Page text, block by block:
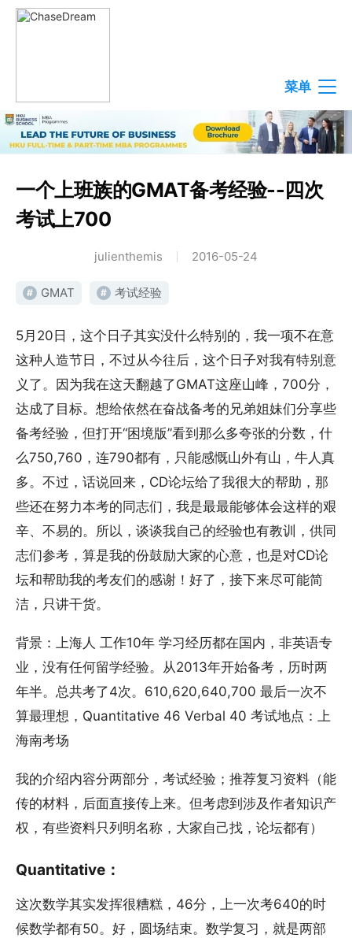
菜单
一个上班族的GMAT备考经验--四次
考试上700
julienthemis 2016-05-24
# GMAT # 考试经验
5月20日，这个日子其实没什么特别的，我一项不在意
这种人造节日，不过从今往后，这个日子对我有特别意
义了。因为我在这天翻越了GMAT这座山峰，700分，
达成了目标。想给依然在奋战备考的兄弟姐妹们分享些
备考经验，但打开“困境版”看到那么多夸张的分数，什
么750,760，连790都有，只能感慨山外有山，牛人真
多。不过，话说回来，CD论坛给了我很大的帮助，那
些还在努力本考的同志们，我是最最能够体会这样的艰
辛、不易的。所以，谈谈我自己的经验也有教训，供同
志们参考，算是我的份鼓励大家的心意，也是对CD论
坛和帮助我的考友们的感谢！好了，接下来尽可能简
洁，只讲干货。
背景：上海人 工作10年 学习经历都在国内，非英语专
业，没有任何留学经验。从2013年开始备考，历时两
年半。总共考了4次。610,620,640,700 最后一次不
算最理想，Quantitative 46 Verbal 40 考试地点：上
海南考场
我的介绍内容分两部分，考试经验；推荐复习资料（能
传的材料，后面直接传上来。但考虑到涉及作者知识产
权，有些资料只列明名称，大家自己找，论坛都有）
Quantitative：
这次数学其实发挥很糟糕，46分，上一次考640的时
候数学都有50。好，圆场结束。数学复习，就是两部